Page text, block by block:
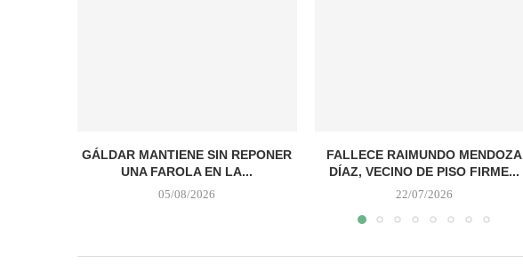
GÁLDAR MANTIENE SIN REPONER
UNA FAROLA EN LA...
05/08/2026
FALLECE RAIMUNDO MENDOZA
DÍAZ, VECINO DE PISO FIRME...
22/07/2026